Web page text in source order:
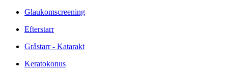
Glaukomscreening
Efterstarr
Gråstarr - Katarakt
Keratokonus